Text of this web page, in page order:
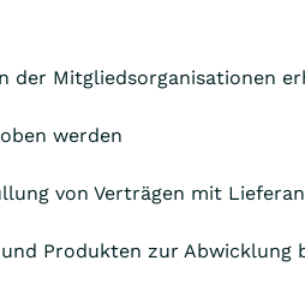
der Mitgliedsorganisationen
werden
von Verträgen mit
Produkten zur Abwicklung